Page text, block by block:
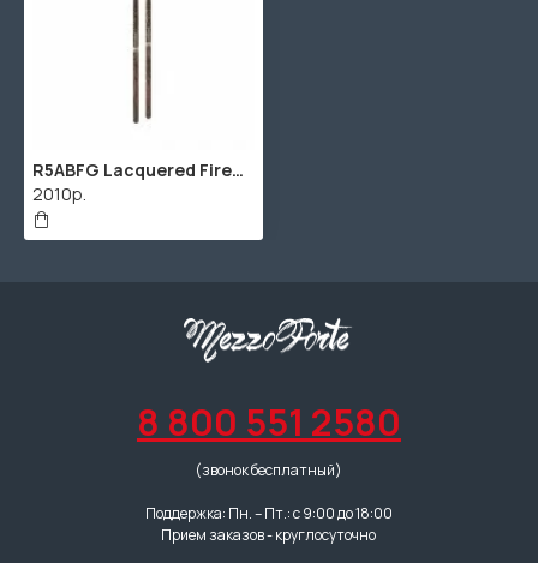
R5ABFG Lacquered FireGrain 5AB Барабанные палочки, орех гикори, деревянный наконечник, ProMark
2010р.
8 800 551 2580
(звонок бесплатный)
Поддержка: Пн. – Пт.: с 9:00 до 18:00
Прием заказов - круглосуточно